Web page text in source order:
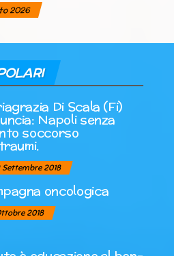
2026
Di Scala (Fi)
Napoli senza
soccorso
Settembre 2018
oncologica
2018